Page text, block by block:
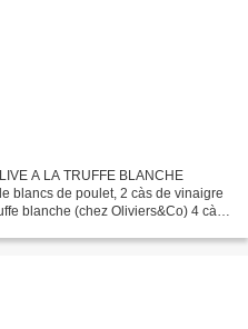
A LA TRUFFE BLANCHE
blancs de poulet, 2 càs de vinaigre
blanche (chez Oliviers&Co) 4 càs